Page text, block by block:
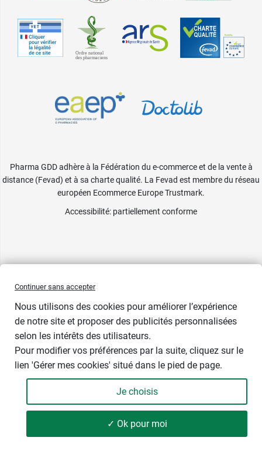
Contenance
- +
Prix bas
Ajouter
Pharma GDD adhère à la Fédération du e-commerce et de la vente à
distance (Fevad) et à sa charte qualité. La Fevad est membre du réseau
européen Ecommerce Europe Trustmark.
Accessibilité: partiellement conforme
Continuer sans accepter
Nous utilisons des cookies pour améliorer l’expérience
de notre site et proposer des publicités personnalisées
selon les intérêts des utilisateurs.
Pour modifier vos préférences par la suite, cliquez sur le
lien 'Gérer mes cookies' situé dans le pied de page.
Je choisis
✓ Ok pour moi